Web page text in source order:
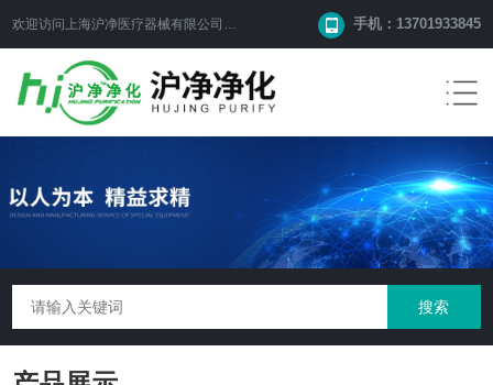
欢迎访问上海沪净医疗器械有限公司网站！ 手机：13701933845